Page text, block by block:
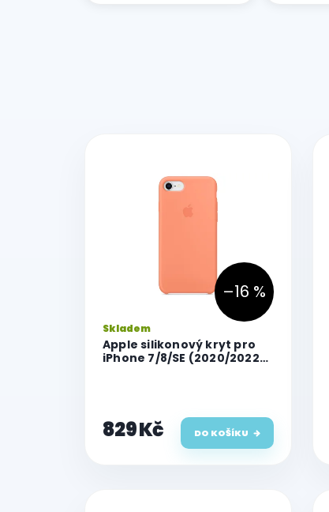
–16 %
Apple silikonový kryt pro
iPhone 7/8/SE (2020/2022),
Skladem
829 Kč DO KOŠÍKU